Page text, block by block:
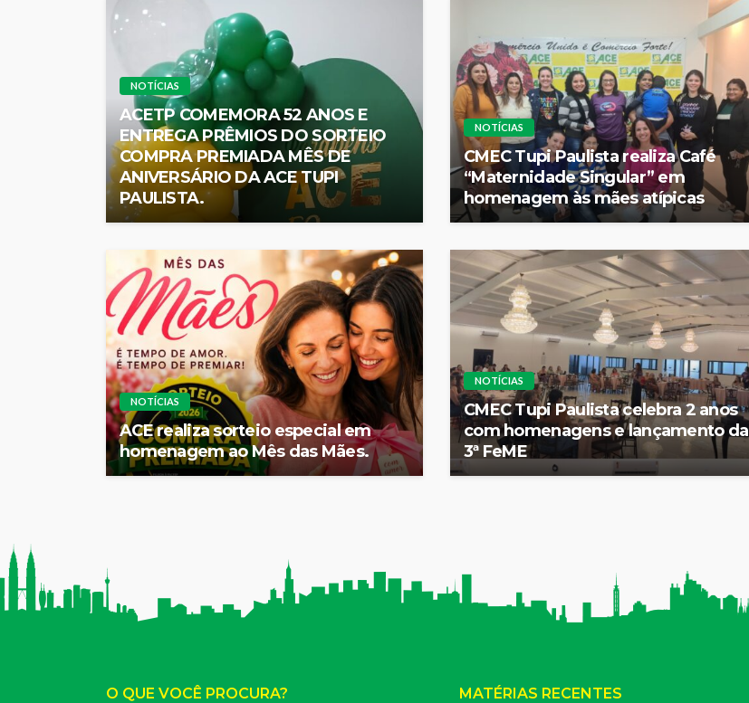
NOTÍCIAS
ACETP COMEMORA 52 ANOS E
ENTREGA PRÊMIOS DO SORTEIO
COMPRA PREMIADA MÊS DE
ANIVERSÁRIO DA ACE TUPI
PAULISTA.
NOTÍCIAS
CMEC Tupi Paulista realiza Café
“Maternidade Singular” em
homenagem às mães atípicas
NOTÍCIAS
ACE realiza sorteio especial em
homenagem ao Mês das Mães.
NOTÍCIAS
CMEC Tupi Paulista celebra 2 anos
com homenagens e lançamento da
3ª FeME
O QUE VOCÊ PROCURA? MATÉRIAS RECENTES